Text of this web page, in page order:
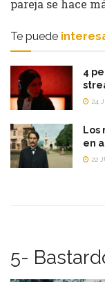
pareja se hace
Te puede
4
24
Los
en
22
5-